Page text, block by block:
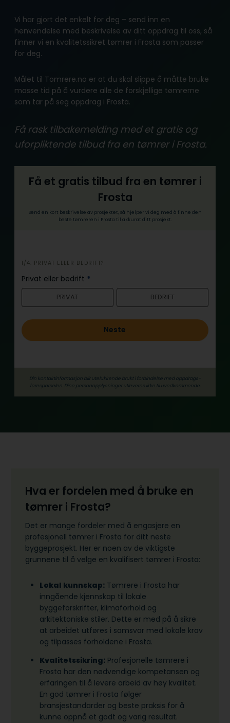
Vi har gjort det enkelt for deg – send inn en
henvendelse med beskrivelse av ditt oppdrag til oss, så
finner vi en kvalitetssikret tømrer i Frosta som passer
for deg.
Målet til Tomrere.no er at du skal slippe å måtte bruke
masse tid på å vurdere alle de forskjellige tømrerne
som tar på seg oppdrag i Frosta.
Få rask tilbakemelding med et gratis og
uforpliktende tilbud fra en tømrer i Frosta.
Få et gratis tilbud fra en tømrer i
Frosta
Send en kort beskrivelse av prosjektet, så hjelper vi deg med å finne den
beste tømreren i Frosta til akkurat ditt prosjekt.
i
n
n
o
d
1/4: PRIVAT ELLER BEDRIFT?
Privat eller bedrift *
PRIVAT BEDRIFT
Neste
Din kontaktinformasjon blir utelukkende brukt i forbindelse med oppdrags­
forespørselen. Dine person­­opplysninger utleveres ikke til uvedkommende.
Hva er fordelen med å bruke en
tømrer i Frosta?
Det er mange fordeler med å engasjere en
profesjonell tømrer i Frosta for ditt neste
byggeprosjekt. Her er noen av de viktigste
grunnene til å velge en kvalifisert tømrer i Frosta:
Lokal kunnskap: Tømrere i Frosta har
inngående kjennskap til lokale
byggeforskrifter, klimaforhold og
arkitektoniske stiler. Dette er med på å sikre
at arbeidet utføres i samsvar med lokale krav
og tilpasses forholdene i Frosta.
Kvalitetssikring: Profesjonelle tømrere i
Frosta har den nødvendige kompetansen og
erfaringen til å levere arbeid av høy kvalitet.
En god tømrer i Frosta følger
bransjestandarder og beste praksis for å
kunne oppnå et godt og varig resultat.